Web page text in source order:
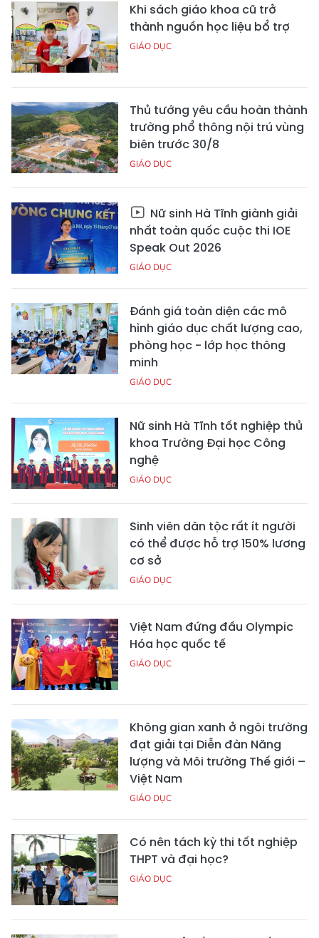
Khi sách giáo khoa cũ trở
thành nguồn học liệu bổ trợ
GIÁO DỤC
Thủ tướng yêu cầu hoàn thành
trường phổ thông nội trú vùng
biên trước 30/8
GIÁO DỤC
Nữ sinh Hà Tĩnh giành giải
nhất toàn quốc cuộc thi IOE
Speak Out 2026
GIÁO DỤC
Đánh giá toàn diện các mô
hình giáo dục chất lượng cao,
phòng học - lớp học thông
minh
GIÁO DỤC
Nữ sinh Hà Tĩnh tốt nghiệp thủ
khoa Trường Đại học Công
nghệ
GIÁO DỤC
Sinh viên dân tộc rất ít người
có thể được hỗ trợ 150% lương
cơ sở
GIÁO DỤC
Việt Nam đứng đầu Olympic
Hóa học quốc tế
GIÁO DỤC
Không gian xanh ở ngôi trường
đạt giải tại Diễn đàn Năng
lượng và Môi trường Thế giới –
Việt Nam
GIÁO DỤC
Có nên tách kỳ thi tốt nghiệp
THPT và đại học?
GIÁO DỤC